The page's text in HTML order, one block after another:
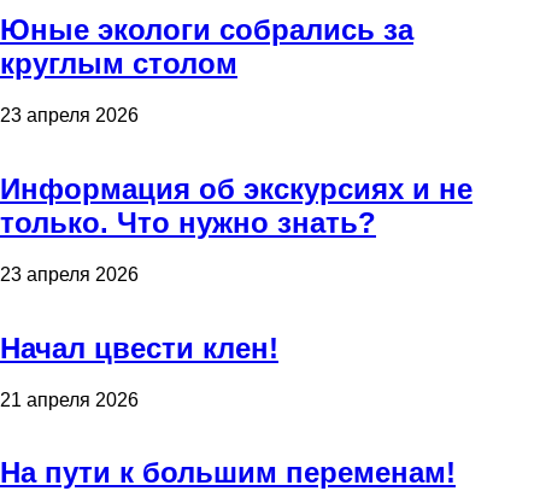
Юные экологи собрались за
круглым столом
23 апреля 2026
Информация об экскурсиях и не
только. Что нужно знать?
23 апреля 2026
Начал цвести клен!
21 апреля 2026
На пути к большим переменам!